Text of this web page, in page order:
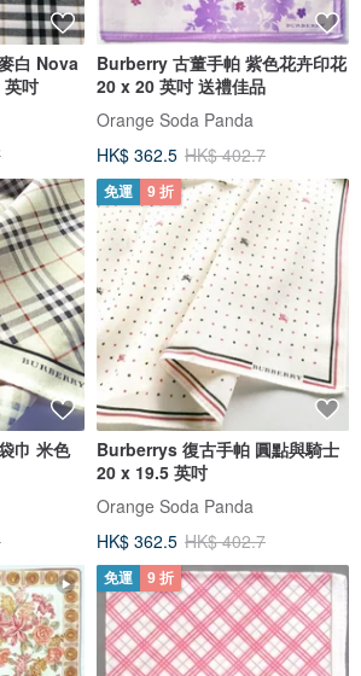
白 Nova
吋
Burberry 古董手帕 紫色花卉印花
20 x 20 英吋 送禮佳品
Orange Soda Panda
HK$ 362.5 HK$ 402.7
巾 米色
免運 9 折
Burberrys 復古手帕 圓點與騎士
20 x 19.5 英吋
Orange Soda Panda
HK$ 362.5 HK$ 402.7
免運 9 折